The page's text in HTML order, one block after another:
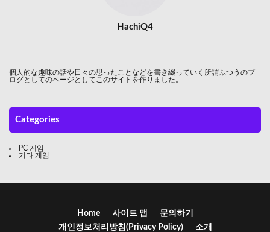
HachiQ4
個人的な趣味の話や日々の思ったことなどを書き綴っていく所謂ふつうのブ
ログとしてのページとしてこのサイトを作りました。
Categories
PC 게임
기타 게임
Home 사이트 맵
문의하기
개인정보처리방침(Privacy Policy)
소개